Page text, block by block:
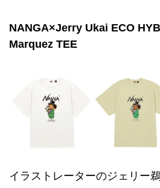
NANGA×Jerry Ukai ECO
Marquez TEE
イラストレーターのジェリー